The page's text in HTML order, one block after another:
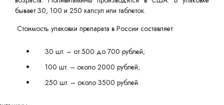
бывает 30, 100 и 250 капсул или таблеток.
Стоимость упаковки препарата в России составляет:
30 шт. – от 500 до 700 рублей;
100 шт. – около 2000 рублей;
250 шт. – около 3500 рублей.